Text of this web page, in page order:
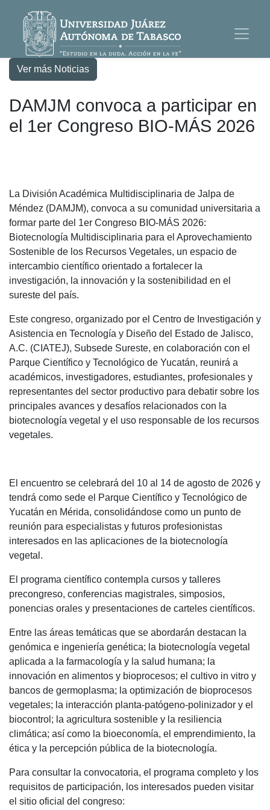
Ver más Noticias
DAMJM convoca a participar en
el 1er Congreso BIO-MÁS 2026
La División Académica Multidisciplinaria de Jalpa de
Méndez (DAMJM), convoca a su comunidad universitaria a
formar parte del 1er Congreso BIO-MÁS 2026:
Biotecnología Multidisciplinaria para el Aprovechamiento
Sostenible de los Recursos Vegetales, un espacio de
intercambio científico orientado a fortalecer la
investigación, la innovación y la sostenibilidad en el
sureste del país.
Este congreso, organizado por el Centro de Investigación y
Asistencia en Tecnología y Diseño del Estado de Jalisco,
A.C. (CIATEJ), Subsede Sureste, en colaboración con el
Parque Científico y Tecnológico de Yucatán, reunirá a
académicos, investigadores, estudiantes, profesionales y
representantes del sector productivo para debatir sobre los
principales avances y desafíos relacionados con la
biotecnología vegetal y el uso responsable de los recursos
vegetales.
El encuentro se celebrará del 10 al 14 de agosto de 2026 y
tendrá como sede el Parque Científico y Tecnológico de
Yucatán en Mérida, consolidándose como un punto de
reunión para especialistas y futuros profesionistas
interesados en las aplicaciones de la biotecnología
vegetal.
El programa científico contempla cursos y talleres
precongreso, conferencias magistrales, simposios,
ponencias orales y presentaciones de carteles científicos.
Entre las áreas temáticas que se abordarán destacan la
genómica e ingeniería genética; la biotecnología vegetal
aplicada a la farmacología y la salud humana; la
innovación en alimentos y bioprocesos; el cultivo in vitro y
bancos de germoplasma; la optimización de bioprocesos
vegetales; la interacción planta-patógeno-polinizador y el
biocontrol; la agricultura sostenible y la resiliencia
climática; así como la bioeconomía, el emprendimiento, la
ética y la percepción pública de la biotecnología.
Para consultar la convocatoria, el programa completo y los
requisitos de participación, los interesados pueden visitar
el sitio oficial del congreso: